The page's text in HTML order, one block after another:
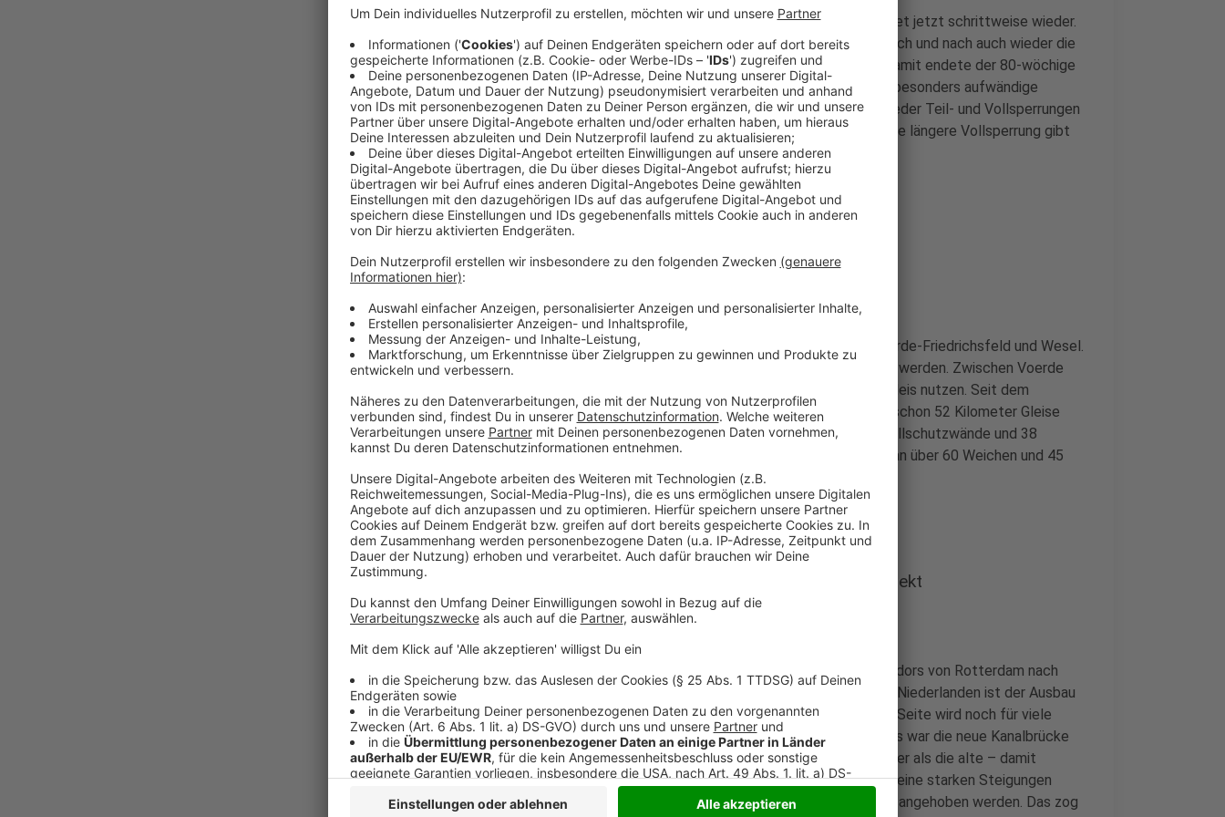
Der Zugverkehr zwischen Emmerich, Wesel und Oberhausen startet jetzt schrittweise wieder.
Heute rollen schon die Fern- und Güterzüge. Ab morgen folgen nach und nach auch wieder die
Regionalzüge. Rund einen Monat war die Strecke voll gesperrt. Damit endete der 80-wöchige
Baumarathon für das dritte Gleis. Die Bahn hatte in der Zeit viele besonders aufwändige
Arbeiten für den Betuwe-Ausbau gebündelt. Die hatten immer wieder Teil- und Vollsperrungen
nötig gemacht. Jetzt haben Zugpendler erstmal Ruhe. Die nächste längere Vollsperrung gibt
es erst wieder im November.
Anzeige
Zwischenetappe auf einer langen Baustelle
Schwerpunkt des Baumarathons war der Abschnitt zwischen Voerde-Friedrichsfeld und Wesel.
Hier konnten rund 60 Prozent der Ausbauarbeiten abgeschlossen werden. Zwischen Voerde
und Dinslaken können Züge jetzt auch erstmals das neue dritte Gleis nutzen. Seit dem
Spatenstich 2017 hat die Bahn für die Betuwe-Güterzugstrecke schon 52 Kilometer Gleise
neu- oder umgebaut, außerdem knapp zwölf Kilometer neue Schallschutzwände und 38
Kilometer neue Oberleitungen errichtet. Hinzu kommen Arbeiten an über 60 Weichen und 45
Brücken entlang der Strecke.
Anzeige
Jahrzehnte im Rückstand – ein europäisches Großprojekt
Anzeige
Die Betuwe-Strecke ist Teil des europäischen Güterverkehrskorridors von Rotterdam nach
Genua. Die Pläne dafür gehen auf die 1990er Jahre zurück. In den Niederlanden ist der Ausbau
bis zur deutschen Grenze bereits seit 2007 fertig. Auf deutscher Seite wird noch für viele
Jahre gebaut. Eine besondere technische Herausforderung bei uns war die neue Kanalbrücke
über den Wesel-Datteln-Kanal. Sie ist jetzt anderthalb Meter höher als die alte – damit
größere Schiffe darunter durchpassen. Weil schwere Güterzüge keine starken Steigungen
vertragen, mussten die Gleise auf mehreren Kilometern komplett angehoben werden. Das zog